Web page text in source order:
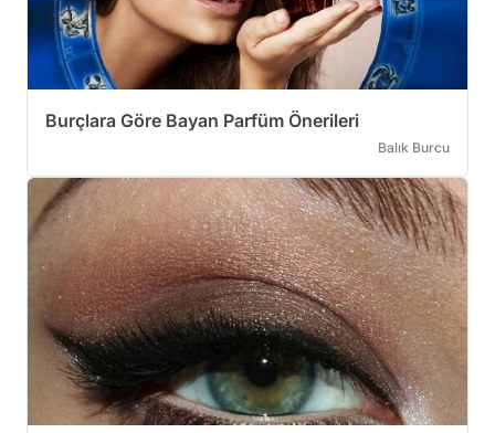
Burçlara Göre Bayan Parfüm Önerileri
Balık Burcu